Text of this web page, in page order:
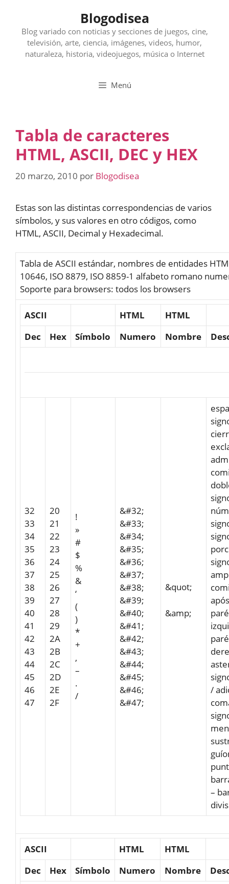
contenido
Blogodisea
Blog variado con noticias y secciones de juegos, cine,
televisión, arte, ciencia, imágenes, videos, humor,
naturaleza, historia, videojuegos, música o Internet
Menú
Tabla de caracteres
HTML, ASCII, DEC y HEX
20 marzo, 2010 por Blogodisea
Estas son las distintas correspondencias de varios
símbolos, y sus valores en otro códigos, como
HTML, ASCII, Decimal y Hexadecimal.
Tabla de ASCII estándar, nombres de entidades
10646, ISO 8879, ISO 8859-1 alfabeto romano
Soporte para browsers: todos los browsers
ASCII HTML
HTML
Dec
Hex Símbolo Numero Nombre
32
33
34
35
36
37
38
39
40
41
42
43
44
45
46
47
20
21
22
23
24
25
26
27
28
29
2A
2B
2C
2D
2E
2F
!
»
#
$
%
&
‘
(
)
*
+
,
–
.
/
&#32;
&#33;
&#34;
&#35;
&#36;
&#37;
&#38;
&#39;
&#40;
&#41;
&#42;
&#43;
&#44;
&#45;
&#46;
&#47;
&quot;
&amp;
/
–
ASCII HTML
HTML
Dec
Hex Símbolo Numero Nombre